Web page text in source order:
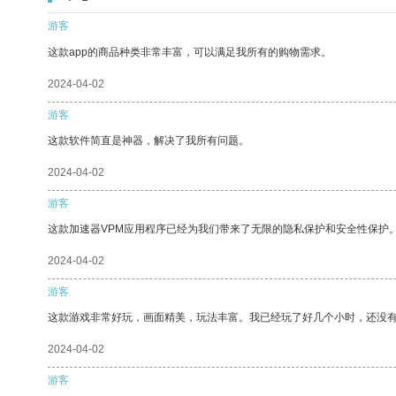
游客
这款app的商品种类非常丰富，可以满足我所有的购物需求。
2024-04-02
游客
这款软件简直是神器，解决了我所有问题。
2024-04-02
游客
这款加速器VPM应用程序已经为我们带来了无限的隐私保护和安全性保护。
2024-04-02
游客
这款游戏非常好玩，画面精美，玩法丰富。我已经玩了好几个小时，还没有
2024-04-02
游客